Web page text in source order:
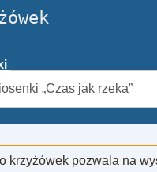
krzyżówek pozwala na